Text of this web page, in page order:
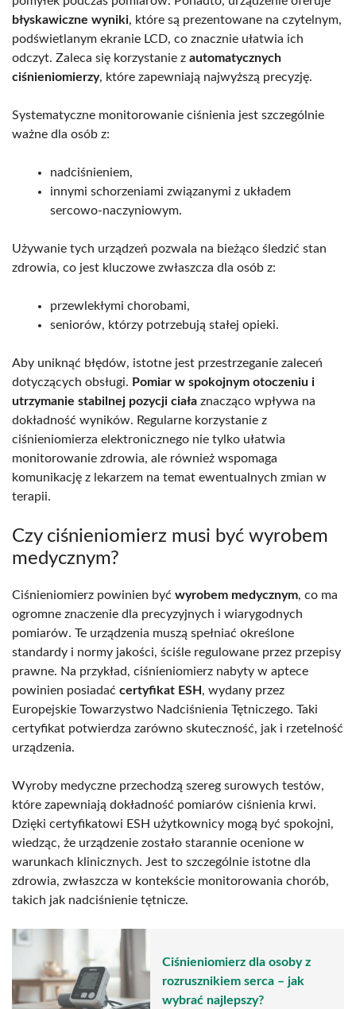
błyskawiczne wyniki, które są prezentowane na czytelnym,
podświetlanym ekranie LCD, co znacznie ułatwia ich
odczyt. Zaleca się korzystanie z automatycznych
ciśnieniomierzy, które zapewniają najwyższą precyzję.
Systematyczne monitorowanie ciśnienia jest szczególnie
ważne dla osób z:
nadciśnieniem,
innymi schorzeniami związanymi z układem
sercowo-naczyniowym.
Używanie tych urządzeń pozwala na bieżąco śledzić stan
zdrowia, co jest kluczowe zwłaszcza dla osób z:
przewlekłymi chorobami,
seniorów, którzy potrzebują stałej opieki.
Aby uniknąć błędów, istotne jest przestrzeganie zaleceń
dotyczących obsługi. Pomiar w spokojnym otoczeniu i
utrzymanie stabilnej pozycji ciała znacząco wpływa na
dokładność wyników. Regularne korzystanie z
ciśnieniomierza elektronicznego nie tylko ułatwia
monitorowanie zdrowia, ale również wspomaga
komunikację z lekarzem na temat ewentualnych zmian w
terapii.
Czy ciśnieniomierz musi być wyrobem
medycznym?
Ciśnieniomierz powinien być wyrobem medycznym, co ma
ogromne znaczenie dla precyzyjnych i wiarygodnych
pomiarów. Te urządzenia muszą spełniać określone
standardy i normy jakości, ściśle regulowane przez przepisy
prawne. Na przykład, ciśnieniomierz nabyty w aptece
powinien posiadać certyfikat ESH , wydany przez
Europejskie Towarzystwo Nadciśnienia Tętniczego. Taki
certyfikat potwierdza zarówno skuteczność, jak i rzetelność
urządzenia.
Wyroby medyczne przechodzą szereg surowych testów,
które zapewniają dokładność pomiarów ciśnienia krwi.
Dzięki certyfikatowi ESH użytkownicy mogą być spokojni,
wiedząc, że urządzenie zostało starannie ocenione w
warunkach klinicznych. Jest to szczególnie istotne dla
zdrowia, zwłaszcza w kontekście monitorowania chorób,
takich jak nadciśnienie tętnicze.
Ciśnieniomierz dla osoby z
rozrusznikiem serca – jak
wybrać najlepszy?